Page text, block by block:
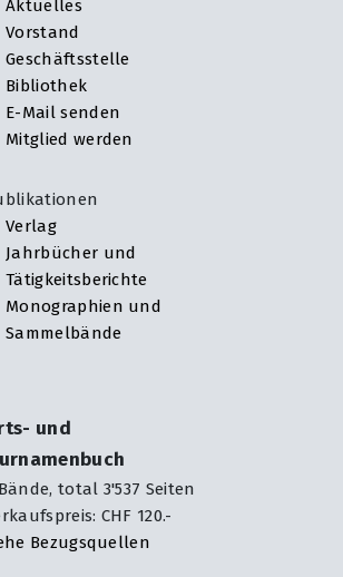
Aktuelles
Vorstand
Geschäftsstelle
Bibliothek
E-Mail senden
Mitglied werden
Verlag
Jahrbücher und
Tätigkeitsberichte
Monographien und
Sammelbände
und
total 3'537 Seiten
CHF 120.-
Bezugsquellen